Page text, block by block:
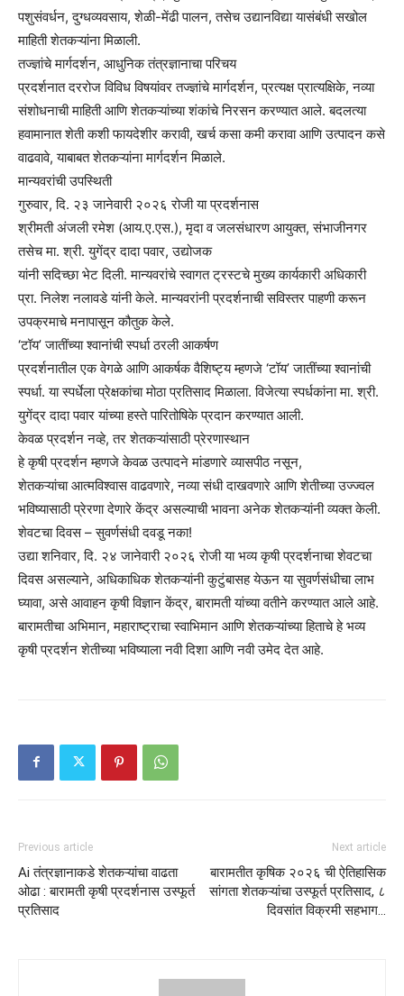
पशुसंवर्धन, दुग्धव्यवसाय, शेळी-मेंढी पालन, तसेच उद्यानविद्या यासंबंधी सखोल
माहिती शेतकऱ्यांना मिळाली.
तज्ज्ञांचे मार्गदर्शन, आधुनिक तंत्रज्ञानाचा परिचय
प्रदर्शनात दररोज विविध विषयांवर तज्ज्ञांचे मार्गदर्शन, प्रत्यक्ष प्रात्यक्षिके, नव्या
संशोधनाची माहिती आणि शेतकऱ्यांच्या शंकांचे निरसन करण्यात आले. बदलत्या
हवामानात शेती कशी फायदेशीर करावी, खर्च कसा कमी करावा आणि उत्पादन कसे
वाढवावे, याबाबत शेतकऱ्यांना मार्गदर्शन मिळाले.
मान्यवरांची उपस्थिती
गुरुवार, दि. २३ जानेवारी २०२६ रोजी या प्रदर्शनास
श्रीमती अंजली रमेश (आय.ए.एस.), मृदा व जलसंधारण आयुक्त, संभाजीनगर
तसेच मा. श्री. युगेंद्र दादा पवार, उद्योजक
यांनी सदिच्छा भेट दिली. मान्यवरांचे स्वागत ट्रस्टचे मुख्य कार्यकारी अधिकारी
प्रा. निलेश नलावडे यांनी केले. मान्यवरांनी प्रदर्शनाची सविस्तर पाहणी करून
उपक्रमाचे मनापासून कौतुक केले.
‘टॉय’ जातींच्या श्वानांची स्पर्धा ठरली आकर्षण
प्रदर्शनातील एक वेगळे आणि आकर्षक वैशिष्ट्य म्हणजे ‘टॉय’ जातींच्या श्वानांची
स्पर्धा. या स्पर्धेला प्रेक्षकांचा मोठा प्रतिसाद मिळाला. विजेत्या स्पर्धकांना मा. श्री.
युगेंद्र दादा पवार यांच्या हस्ते पारितोषिके प्रदान करण्यात आली.
केवळ प्रदर्शन नव्हे, तर शेतकऱ्यांसाठी प्रेरणास्थान
हे कृषी प्रदर्शन म्हणजे केवळ उत्पादने मांडणारे व्यासपीठ नसून,
शेतकऱ्यांचा आत्मविश्वास वाढवणारे, नव्या संधी दाखवणारे आणि शेतीच्या उज्ज्वल
भविष्यासाठी प्रेरणा देणारे केंद्र असल्याची भावना अनेक शेतकऱ्यांनी व्यक्त केली.
शेवटचा दिवस – सुवर्णसंधी दवडू नका!
उद्या शनिवार, दि. २४ जानेवारी २०२६ रोजी या भव्य कृषी प्रदर्शनाचा शेवटचा
दिवस असल्याने, अधिकाधिक शेतकऱ्यांनी कुटुंबासह येऊन या सुवर्णसंधीचा लाभ
घ्यावा, असे आवाहन कृषी विज्ञान केंद्र, बारामती यांच्या वतीने करण्यात आले आहे.
बारामतीचा अभिमान, महाराष्ट्राचा स्वाभिमान आणि शेतकऱ्यांच्या हिताचे हे भव्य
कृषी प्रदर्शन शेतीच्या भविष्याला नवी दिशा आणि नवी उमेद देत आहे.
Previous article
Ai तंत्रज्ञानाकडे शेतकऱ्यांचा वाढता
ओढा : बारामती कृषी प्रदर्शनास उस्फूर्त
प्रतिसाद
Next article
बारामतीत कृषिक २०२६ ची ऐतिहासिक
सांगता शेतकऱ्यांचा उस्फूर्त प्रतिसाद, ८
दिवसांत विक्रमी सहभाग…